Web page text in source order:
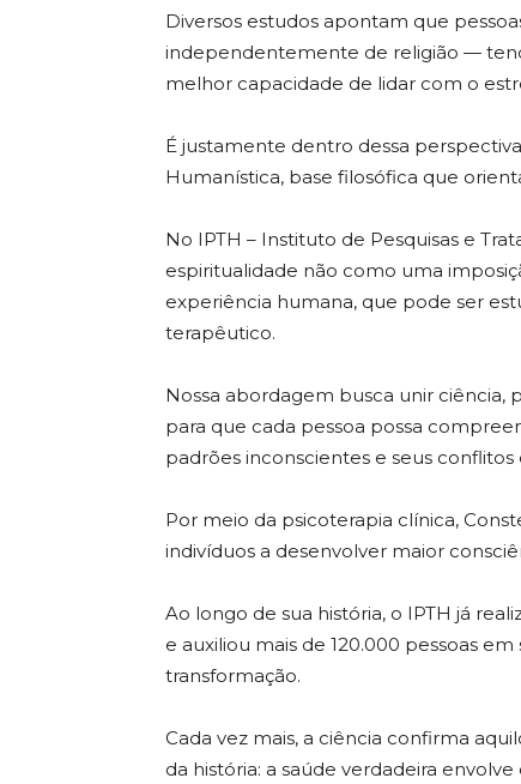
Diversos estudos apontam que
independentemente de religião —
melhor capacidade de lidar com o
É justamente dentro dessa
Humanística, base filosófica que
No IPTH – Instituto de Pesquisas e
espiritualidade não como uma
experiência humana, que pode ser
terapêutico.
Nossa abordagem busca unir ciência,
para que cada pessoa possa
padrões inconscientes e seus conflitos
Por meio da psicoterapia clínica,
indivíduos a desenvolver maior
Ao longo de sua história, o IPTH já
e auxiliou mais de 120.000 pessoas
transformação.
Cada vez mais, a ciência confirma
da história: a saúde verdadeira